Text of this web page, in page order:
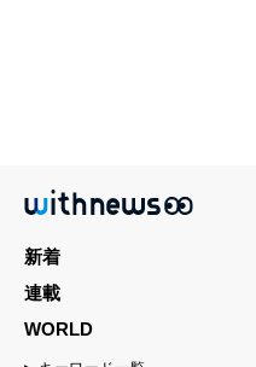
新着
連載
WORLD